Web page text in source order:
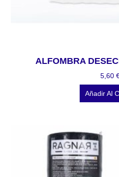
ALFOMBRA
5,60
Añadir Al